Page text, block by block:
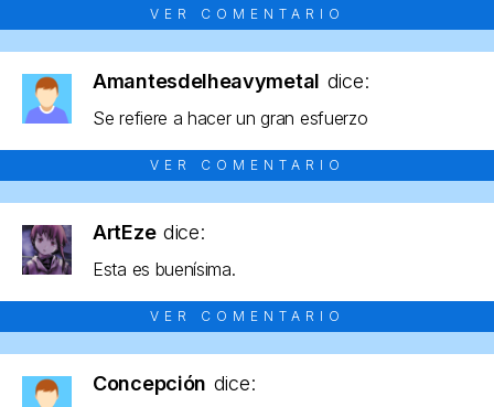
VER COMENTARIO
Amantesdelheavymetal dice:
Se refiere a hacer un gran esfuerzo
VER COMENTARIO
ArtEze dice:
Esta es buenísima.
VER COMENTARIO
Concepción dice: